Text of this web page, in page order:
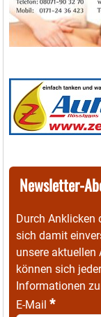
Newsletter-
Durch Anklicken
sich damit
unsere
können sich
Informationen
E-Mail *